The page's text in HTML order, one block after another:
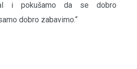
i pokušamo da se dobro
dobro zabavimo.“